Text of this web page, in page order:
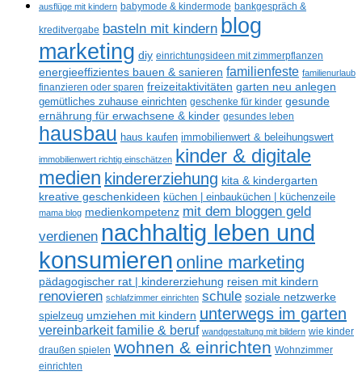
ausflüge mit kindern babymode & kindermode bankgespräch &
kreditvergabe basteln mit kindern blog
marketing diy einrichtungsideen mit zimmerpflanzen
energieeffizientes bauen & sanieren familienfeste familienurlaub
finanzieren oder sparen freizeitaktivitäten garten neu anlegen
gemütliches zuhause einrichten geschenke für kinder gesunde
ernährung für erwachsene & kinder gesundes leben
hausbau haus kaufen immobilienwert & beleihungswert
immobilienwert richtig einschätzen kinder & digitale
medien kindererziehung kita & kindergarten
kreative geschenkideen küchen | einbauküchen | küchenzeile
mama blog medienkompetenz mit dem bloggen geld
verdienen nachhaltig leben und
konsumieren online marketing
pädagogischer rat | kindererziehung reisen mit kindern
renovieren schlafzimmer einrichten schule soziale netzwerke
spielzeug umziehen mit kindern unterwegs im garten
vereinbarkeit familie & beruf wandgestaltung mit bildern wie kinder
draußen spielen wohnen & einrichten Wohnzimmer
einrichten